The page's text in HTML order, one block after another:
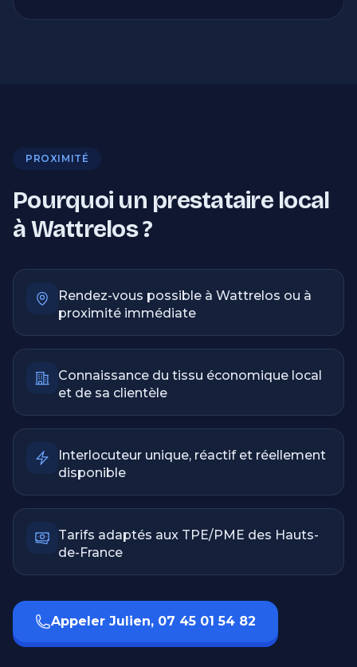
PROXIMITÉ
Pourquoi un prestataire local
à Wattrelos ?
Rendez-vous possible à Wattrelos ou à
proximité immédiate
Connaissance du tissu économique local
et de sa clientèle
Interlocuteur unique, réactif et réellement
disponible
Tarifs adaptés aux TPE/PME des Hauts-
de-France
Appeler Julien, 07 45 01 54 82